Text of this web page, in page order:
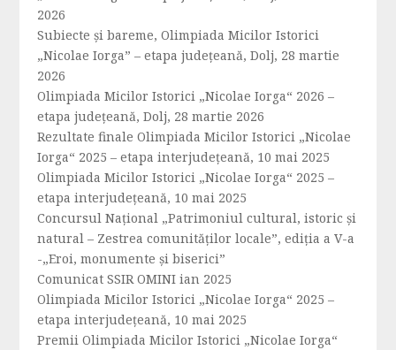
2026
Subiecte și bareme, Olimpiada Micilor Istorici
„Nicolae Iorga” – etapa județeană, Dolj, 28 martie
2026
Olimpiada Micilor Istorici „Nicolae Iorga“ 2026 –
etapa județeană, Dolj, 28 martie 2026
Rezultate finale Olimpiada Micilor Istorici „Nicolae
Iorga“ 2025 – etapa interjudețeană, 10 mai 2025
Olimpiada Micilor Istorici „Nicolae Iorga“ 2025 –
etapa interjudețeană, 10 mai 2025
Concursul Național „Patrimoniul cultural, istoric și
natural – Zestrea comunităților locale”, ediția a V-a
-„Eroi, monumente și biserici”
Comunicat SSIR OMINI ian 2025
Olimpiada Micilor Istorici „Nicolae Iorga“ 2025 –
etapa interjudeţeană, 10 mai 2025
Premii Olimpiada Micilor Istorici „Nicolae Iorga“